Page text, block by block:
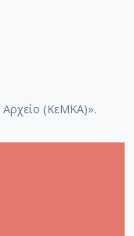
Αρχείο (ΚεΜΚΑ)».